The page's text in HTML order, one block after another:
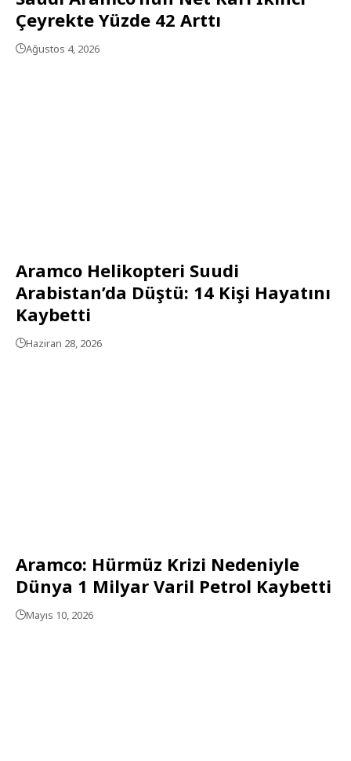
Çeyrekte Yüzde 42 Arttı
Ağustos 4, 2026
Aramco Helikopteri Suudi
Arabistan’da Düştü: 14 Kişi Hayatını
Kaybetti
Haziran 28, 2026
Aramco: Hürmüz Krizi Nedeniyle
Dünya 1 Milyar Varil Petrol Kaybetti
Mayıs 10, 2026